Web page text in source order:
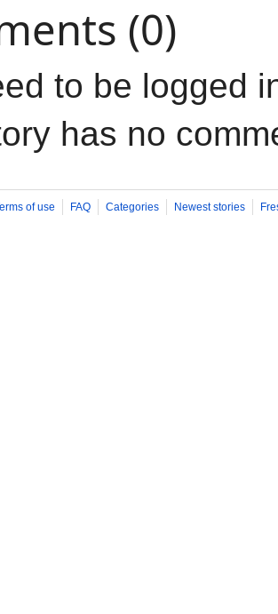
(0)
to be logged
has no
of use FAQ Categories Newest stories